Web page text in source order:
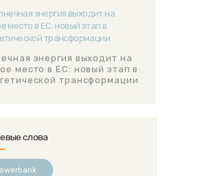
энергия выходит на
место в ЕС: новый этап в
трансформации
слова